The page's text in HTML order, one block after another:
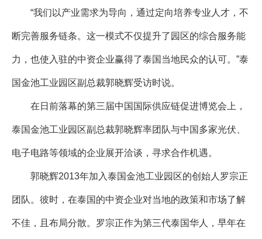
“我们以产业需求为导向，通过定向培养专业人才，不
断完善服务链条。这一模式不仅提升了园区的综合服务能
力，也使入驻的中资企业赢得了泰国当地民众的认可。”泰
国金池工业园区副总裁郭晓辉受访时说。
在日前落幕的第三届中国国际供应链促进博览会上，
泰国金池工业园区副总裁郭晓辉率团队与中国多家光伏、
电子电路等领域的企业展开洽谈，寻求合作机遇。
郭晓辉2013年加入泰国金池工业园区的创始人罗宗正
团队。彼时，在泰国的中资企业对当地的政策和市场了解
不佳，且布局分散。罗宗正作为第三代泰国华人，早年在